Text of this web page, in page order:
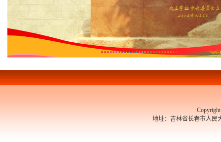
Copyright 东
地址：吉林省长春市人民